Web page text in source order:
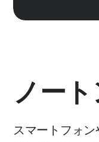
ノー
スマートフォ